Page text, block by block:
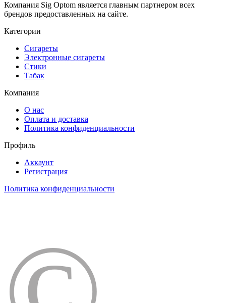
Компания Sig Optom является главным партнером всех
брендов предоставленных на сайте.
Категории
Сигареты
Электронные сигареты
Стики
Табак
Компания
О нас
Оплата и доставка
Политика конфиденциальности
Профиль
Аккаунт
Регистрация
Политика конфиденциальности